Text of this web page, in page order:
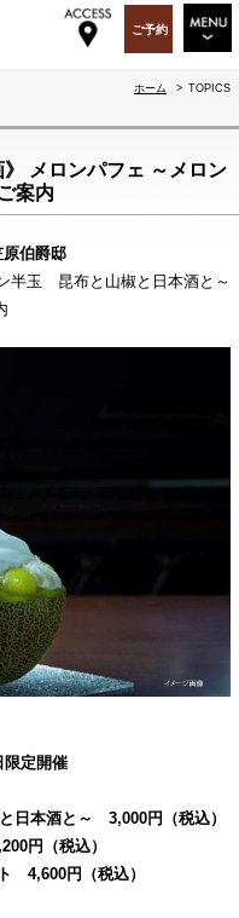
ご予約
ホーム > TOPICS
メロンパフェ ～メロン
案内
伯爵邸
半玉 昆布と山椒と日本酒と～
限定開催
日本酒と～ 3,000円（税込）
円（税込）
4,600円（税込）